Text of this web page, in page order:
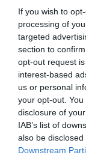
If you wish to
processing of
targeted
section to
opt-out request
interest-based
us or personal
your opt-out.
disclosure of
IAB’s list of
also be
Downstream
medicamentos,
programas: el
dispensación
acceso
el ámbito
ámbito del uso
Programa de
los
dirigido